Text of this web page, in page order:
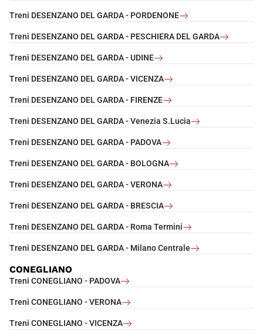
Treni DESENZANO DEL GARDA - PORDENONE
Treni DESENZANO DEL GARDA - PESCHIERA DEL GARDA
Treni DESENZANO DEL GARDA - UDINE
Treni DESENZANO DEL GARDA - VICENZA
Treni DESENZANO DEL GARDA - FIRENZE
Treni DESENZANO DEL GARDA - Venezia S.Lucia
Treni DESENZANO DEL GARDA - PADOVA
Treni DESENZANO DEL GARDA - BOLOGNA
Treni DESENZANO DEL GARDA - VERONA
Treni DESENZANO DEL GARDA - BRESCIA
Treni DESENZANO DEL GARDA - Roma Termini
Treni DESENZANO DEL GARDA - Milano Centrale
CONEGLIANO
Treni CONEGLIANO - PADOVA
Treni CONEGLIANO - VERONA
Treni CONEGLIANO - VICENZA